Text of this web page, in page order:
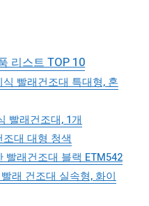
리스트 TOP 10
빨래건조대 특대형, 혼
빨래건조대, 1개
대 대형 청색
빨래건조대 블랙 ETM542
래 건조대 실속형, 화이